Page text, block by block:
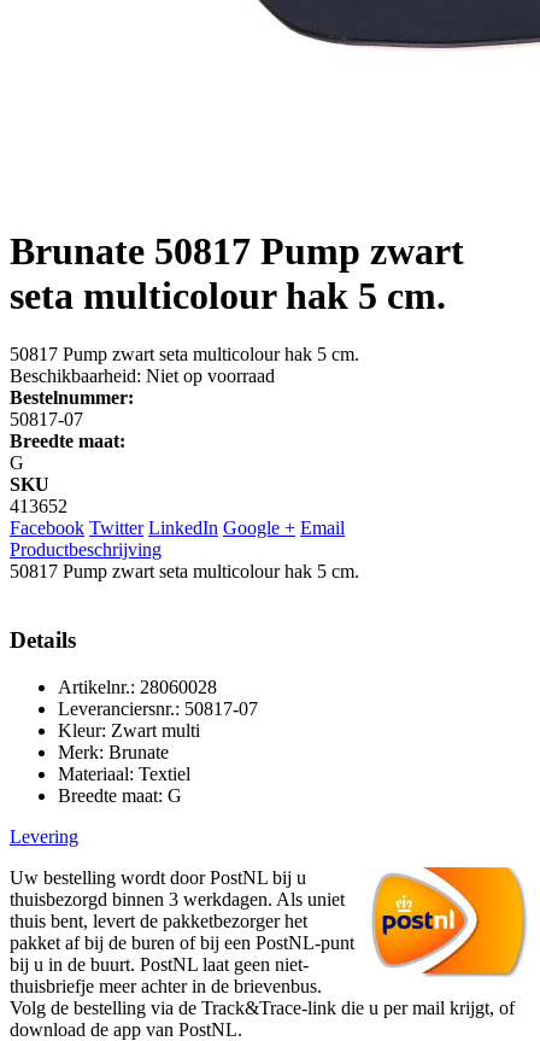
Brunate 50817 Pump zwart
seta multicolour hak 5 cm.
50817 Pump zwart seta multicolour hak 5 cm.
Beschikbaarheid: Niet op voorraad
Bestelnummer:
50817-07
Breedte maat:
G
SKU
413652
Facebook Twitter LinkedIn Google + Email
Productbeschrijving
50817 Pump zwart seta multicolour hak 5 cm.
Details
Artikelnr.: 28060028
Leveranciersnr.: 50817-07
Kleur: Zwart multi
Merk: Brunate
Materiaal: Textiel
Breedte maat: G
Levering
Uw bestelling wordt door PostNL bij u
thuisbezorgd binnen 3 werkdagen. Als uniet
thuis bent, levert de pakketbezorger het
pakket af bij de buren of bij een PostNL-punt
bij u in de buurt. PostNL laat geen niet-
thuisbriefje meer achter in de brievenbus.
Volg de bestelling via de Track&Trace-link die u per mail krijgt, of
download de app van PostNL.